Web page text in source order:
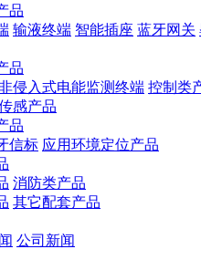
品
输液终端 智能插座 蓝牙网关
品
侵入式电能监测终端 控制类
感产品
品
信标 应用环境定位产品
消防类产品
其它配套产品
公司新闻